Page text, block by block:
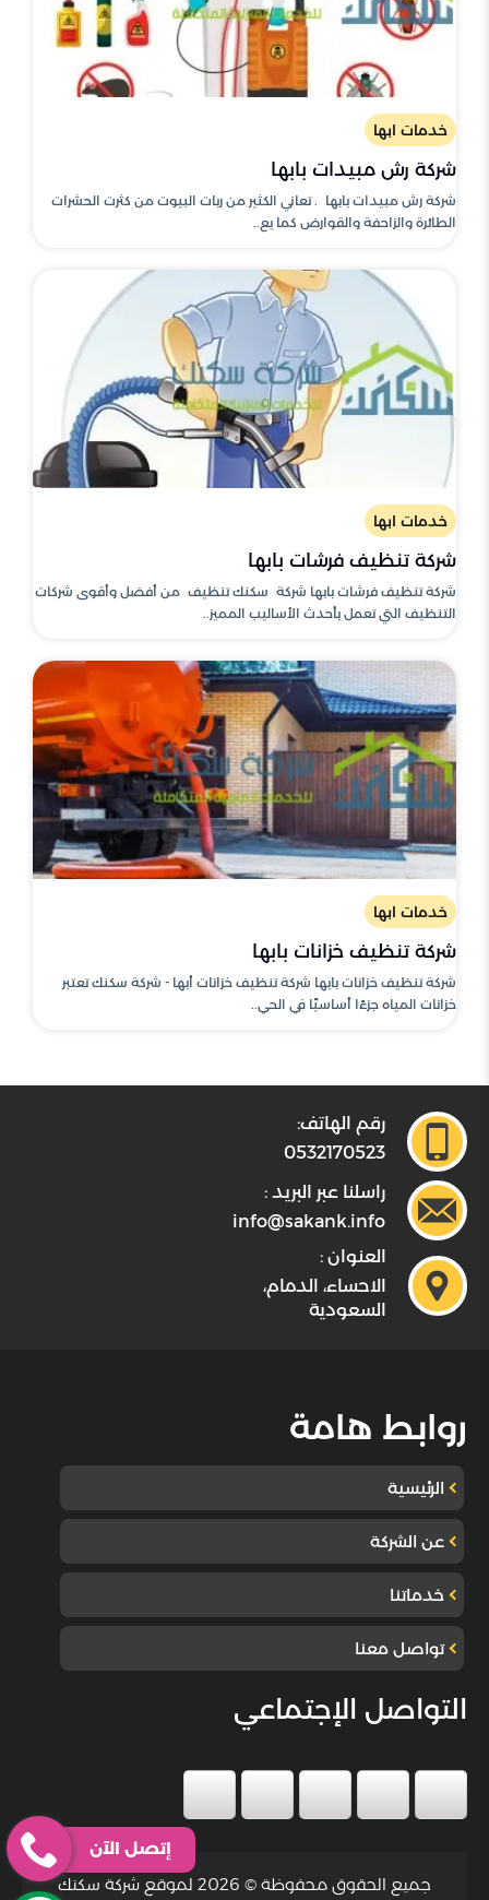
خدمات ابها
شركة رش مبيدات بابها
شركة رش مبيدات بابها . تعاني الكثير من ربات البيوت من كثرت الحشرات
الطائرة والزاحفة والقوارض كما يع..
خدمات ابها
شركة تنظيف فرشات بابها
شركة تنظيف فرشات بابها شركة سكنك تنظيف من أفضل وأقوى شركات
التنظيف التي تعمل بأحدث الأساليب المميز..
خدمات ابها
شركة تنظيف خزانات بابها
شركة تنظيف خزانات بابها شركة تنظيف خزانات أبها - شركة سكنك تعتبر
خزانات المياه جزءًا أساسيًا في الحي..
رقم الهاتف:
0532170523
راسلنا عبر البريد :
info@sakank.info
العنوان :
الاحساء، الدمام،
السعودية
روابط هامة
الرئيسية
عن الشركة
خدماتنا
تواصل معنا
التواصل الإجتماعي
جميع الحقوق محفوظة © 2026 لموقع شركة سكنك
إتصل الآن